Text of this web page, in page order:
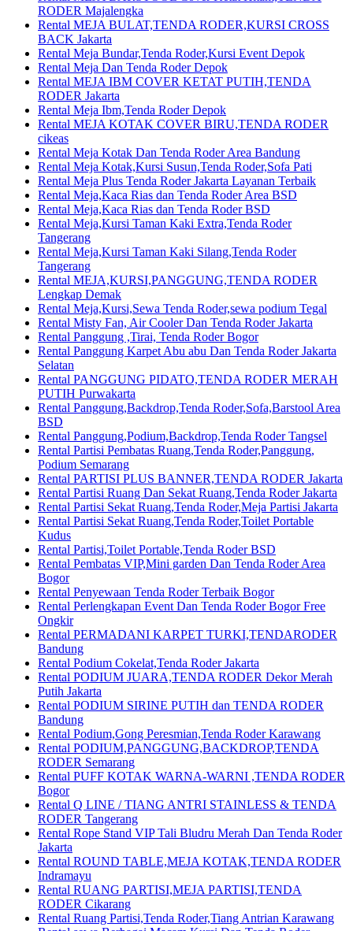
RODER Majalengka
Rental MEJA BULAT,TENDA RODER,KURSI CROSS
BACK Jakarta
Rental Meja Bundar,Tenda Roder,Kursi Event Depok
Rental Meja Dan Tenda Roder Depok
Rental MEJA IBM COVER KETAT PUTIH,TENDA
RODER Jakarta
Rental Meja Ibm,Tenda Roder Depok
Rental MEJA KOTAK COVER BIRU,TENDA RODER
cikeas
Rental Meja Kotak Dan Tenda Roder Area Bandung
Rental Meja Kotak,Kursi Susun,Tenda Roder,Sofa Pati
Rental Meja Plus Tenda Roder Jakarta Layanan Terbaik
Rental Meja,Kaca Rias dan Tenda Roder Area BSD
Rental Meja,Kaca Rias dan Tenda Roder BSD
Rental Meja,Kursi Taman Kaki Extra,Tenda Roder
Tangerang
Rental Meja,Kursi Taman Kaki Silang,Tenda Roder
Tangerang
Rental MEJA,KURSI,PANGGUNG,TENDA RODER
Lengkap Demak
Rental Meja,Kursi,Sewa Tenda Roder,sewa podium Tegal
Rental Misty Fan, Air Cooler Dan Tenda Roder Jakarta
Rental Panggung ,Tirai, Tenda Roder Bogor
Rental Panggung Karpet Abu abu Dan Tenda Roder Jakarta
Selatan
Rental PANGGUNG PIDATO,TENDA RODER MERAH
PUTIH Purwakarta
Rental Panggung,Backdrop,Tenda Roder,Sofa,Barstool Area
BSD
Rental Panggung,Podium,Backdrop,Tenda Roder Tangsel
Rental Partisi Pembatas Ruang,Tenda Roder,Panggung,
Podium Semarang
Rental PARTISI PLUS BANNER,TENDA RODER Jakarta
Rental Partisi Ruang Dan Sekat Ruang,Tenda Roder Jakarta
Rental Partisi Sekat Ruang,Tenda Roder,Meja Partisi Jakarta
Rental Partisi Sekat Ruang,Tenda Roder,Toilet Portable
Kudus
Rental Partisi,Toilet Portable,Tenda Roder BSD
Rental Pembatas VIP,Mini garden Dan Tenda Roder Area
Bogor
Rental Penyewaan Tenda Roder Terbaik Bogor
Rental Perlengkapan Event Dan Tenda Roder Bogor Free
Ongkir
Rental PERMADANI KARPET TURKI,TENDARODER
Bandung
Rental Podium Cokelat,Tenda Roder Jakarta
Rental PODIUM JUARA,TENDA RODER Dekor Merah
Putih Jakarta
Rental PODIUM SIRINE PUTIH dan TENDA RODER
Bandung
Rental Podium,Gong Peresmian,Tenda Roder Karawang
Rental PODIUM,PANGGUNG,BACKDROP,TENDA
RODER Semarang
Rental PUFF KOTAK WARNA-WARNI ,TENDA RODER
Bogor
Rental Q LINE / TIANG ANTRI STAINLESS & TENDA
RODER Tangerang
Rental Rope Stand VIP Tali Bludru Merah Dan Tenda Roder
Jakarta
Rental ROUND TABLE,MEJA KOTAK,TENDA RODER
Indramayu
Rental RUANG PARTISI,MEJA PARTISI,TENDA
RODER Cikarang
Rental Ruang Partisi,Tenda Roder,Tiang Antrian Karawang